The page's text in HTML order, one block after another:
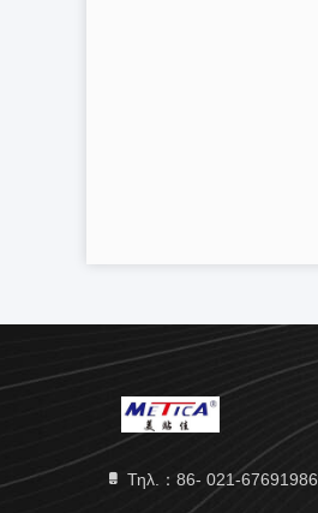
Τηλ.：86- 021-67691986